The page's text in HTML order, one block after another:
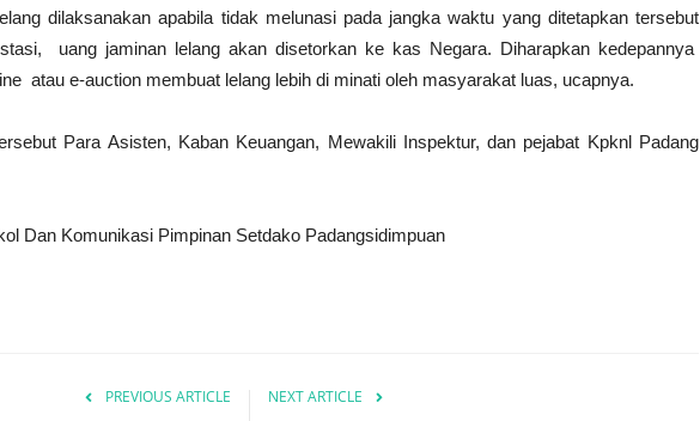
dilaksanakan apabila tidak melunasi pada jangka waktu yang ditetapkan tersebut
uang jaminan lelang akan disetorkan ke kas Negara. Diharapkan kedepannya
atau e-auction membuat lelang lebih di minati oleh masyarakat luas, ucapnya.
Para Asisten, Kaban Keuangan, Mewakili Inspektur, dan pejabat Kpknl Padang
Dan Komunikasi Pimpinan Setdako Padangsidimpuan
PREVIOUS ARTICLE NEXT ARTICLE